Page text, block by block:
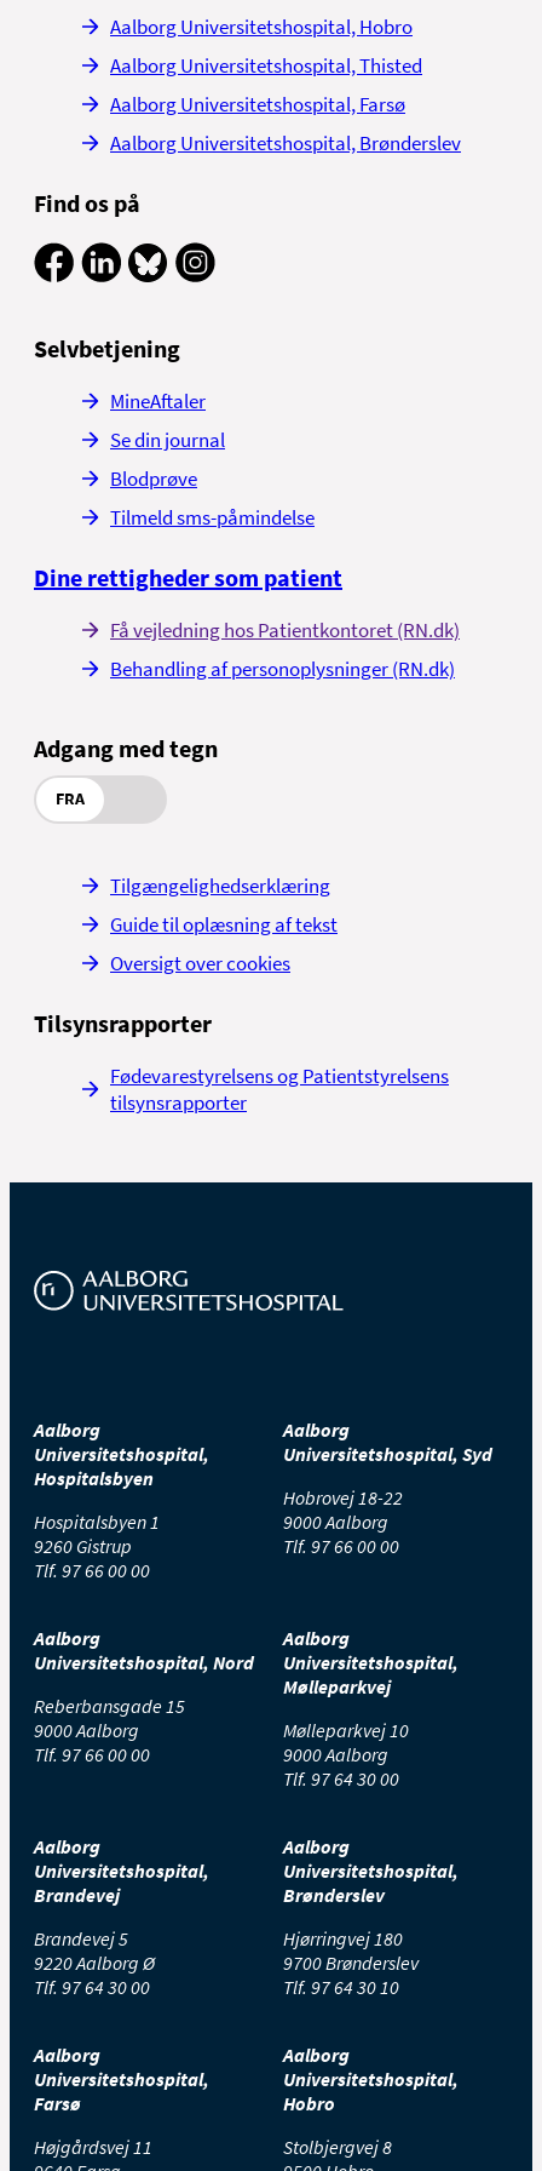
Aalborg Universitetshospital, Hobro
Aalborg Universitetshospital, Thisted
Aalborg Universitetshospital, Farsø
Aalborg Universitetshospital, Brønderslev
Find os på
Selvbetjening
MineAftaler
Se din journal
Blodprøve
Tilmeld sms-påmindelse
Dine rettigheder som patient
Få vejledning hos Patientkontoret (RN.dk)
Behandling af personoplysninger (RN.dk)
Adgang med tegn
FRA
Tilgængelighedserklæring
Guide til oplæsning af tekst
Oversigt over cookies
Tilsynsrapporter
Fødevarestyrelsens og Patientstyrelsens
tilsynsrapporter
Aalborg
Universitetshospital,
Hospitalsbyen
Hospitalsbyen 1
9260 Gistrup
Tlf. 97 66 00 00
Aalborg
Universitetshospital, Syd
Hobrovej 18-22
9000 Aalborg
Tlf. 97 66 00 00
Aalborg
Universitetshospital, Nord
Reberbansgade 15
9000 Aalborg
Tlf. 97 66 00 00
Aalborg
Universitetshospital,
Mølleparkvej
Mølleparkvej 10
9000 Aalborg
Tlf. 97 64 30 00
Aalborg
Universitetshospital,
Brandevej
Brandevej 5
9220 Aalborg Ø
Tlf. 97 64 30 00
Aalborg
Universitetshospital,
Brønderslev
Hjørringvej 180
9700 Brønderslev
Tlf. 97 64 30 10
Aalborg
Universitetshospital,
Farsø
Højgårdsvej 11
Aalborg
Universitetshospital,
Hobro
Stolbjergvej 8